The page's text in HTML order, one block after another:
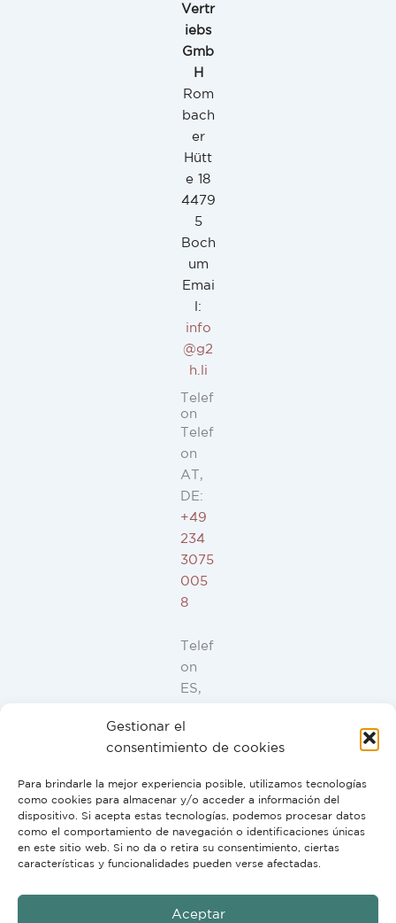
Gestionar el
consentimiento de cookies
Para brindarle la mejor experiencia posible, utilizamos tecnologías
como cookies para almacenar y/o acceder a información del
dispositivo. Si acepta estas tecnologías, podemos procesar datos
como el comportamiento de navegación o identificaciones únicas
en este sitio web. Si no da o retira su consentimiento, ciertas
características y funcionalidades pueden verse afectadas.
Aceptar
Vertr
iebs
Gmb
H
Rom
bach
er
Hütt
e 18
4479
5
Boch
um
Emai
l:
info
@g2
h.li
Telef
on
Telef
on
AT,
DE:
+49
234
3075
005
8
Telef
on
ES,
IT,
PT:
91
946
44